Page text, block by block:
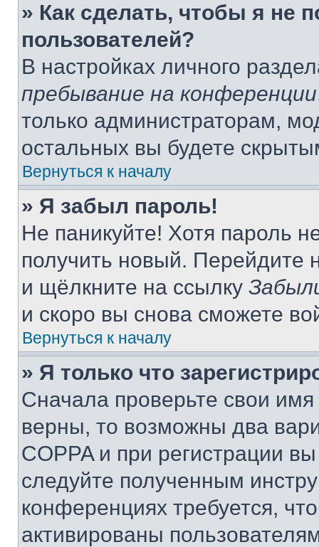
» Как сделать, чтобы я не
пользователей?
В настройках личного
пребывание на конференции
только администраторам,
остальных вы будете
Вернуться к началу
» Я забыл пароль!
Не паникуйте! Хотя пароль
получить новый. Перейдите
и щёлкните на ссылку
и скоро вы снова сможете
Вернуться к началу
» Я только что
Сначала проверьте свои
верны, то возможны два
COPPA и при регистрации
следуйте полученным
конференциях требуется,
активированы